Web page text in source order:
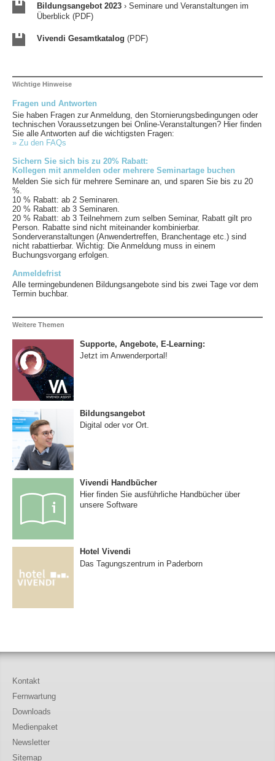
Bildungsangebot 2023 › Seminare und Veranstaltungen im
Überblick (PDF)
Vivendi Gesamtkatalog (PDF)
Wichtige Hinweise
Fragen und Antworten
Sie haben Fragen zur Anmeldung, den Stornierungsbedingungen oder
technischen Voraussetzungen bei Online-Veranstaltungen? Hier finden
Sie alle Antworten auf die wichtigsten Fragen:
» Zu den FAQs
Sichern Sie sich bis zu 20% Rabatt:
Kollegen mit anmelden oder mehrere Seminartage buchen
Melden Sie sich für mehrere Seminare an, und sparen Sie bis zu 20
%.
10 % Rabatt: ab 2 Seminaren.
20 % Rabatt: ab 3 Seminaren.
20 % Rabatt: ab 3 Teilnehmern zum selben Seminar, Rabatt gilt pro
Person. Rabatte sind nicht miteinander kombinierbar.
Sonderveranstaltungen (Anwendertreffen, Branchentage etc.) sind
nicht rabattierbar. Wichtig: Die Anmeldung muss in einem
Buchungsvorgang erfolgen.
Anmeldefrist
Alle termingebundenen Bildungsangebote sind bis zwei Tage vor dem
Termin buchbar.
Weitere Themen
Supporte, Angebote, E-Learning:
Jetzt im Anwenderportal!
Bildungsangebot
Digital oder vor Ort.
Vivendi Handbücher
Hier finden Sie ausführliche Handbücher über
unsere Software
Hotel Vivendi
Das Tagungszentrum in Paderborn
Kontakt
Fernwartung
Downloads
Medienpaket
Newsletter
Sitemap